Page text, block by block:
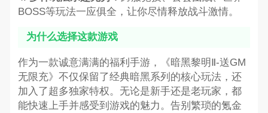
BOSS等玩法一应俱全，让你尽情释放战斗激情。
为什么选择这款游戏
作为一款诚意满满的福利手游，《暗黑黎明Ⅱ-送GM
无限充》不仅保留了经典暗黑系列的核心玩法，还
加入了超多独家特权。无论是新手还是老玩家，都
能快速上手并感受到游戏的魅力。告别繁琐的氪金